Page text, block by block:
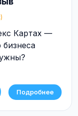
Картах —
Подробнее